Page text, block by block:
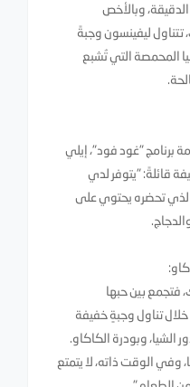
وبالأخص
تتناول ليفينسون وجبةً
المحمصة التي تُشبع
"غود فود"، إيلي
قائلةً: "يتوفر لدي
الذي تحضره يحتوي على
فتجمع بين حبها
تناول وجبةٍ خفيفة
الشيا، وبودرة الكاكاو.
وفي الوقت ذاته، لا يتمتع